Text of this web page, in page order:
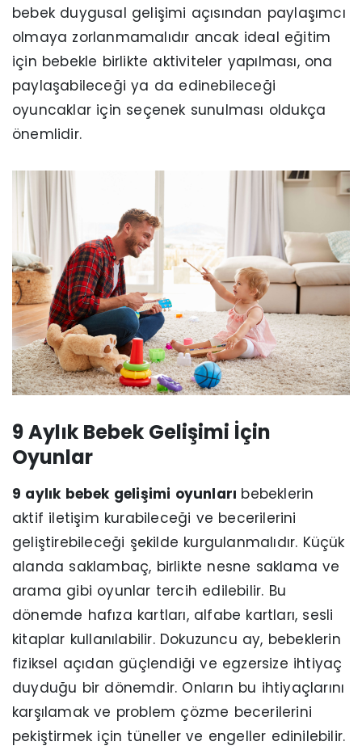
bebek duygusal gelişimi açısından paylaşımcı
olmaya zorlanmamalıdır ancak ideal eğitim
için bebekle birlikte aktiviteler yapılması, ona
paylaşabileceği ya da edinebileceği
oyuncaklar için seçenek sunulması oldukça
önemlidir.
9 Aylık Bebek Gelişimi İçin
Oyunlar
9 aylık bebek gelişimi oyunları bebeklerin
aktif iletişim kurabileceği ve becerilerini
geliştirebileceği şekilde kurgulanmalıdır. Küçük
alanda saklambaç, birlikte nesne saklama ve
arama gibi oyunlar tercih edilebilir. Bu
dönemde hafıza kartları, alfabe kartları, sesli
kitaplar kullanılabilir. Dokuzuncu ay, bebeklerin
fiziksel açıdan güçlendiği ve egzersize ihtiyaç
duyduğu bir dönemdir. Onların bu ihtiyaçlarını
karşılamak ve problem çözme becerilerini
pekiştirmek için tüneller ve engeller edinilebilir.